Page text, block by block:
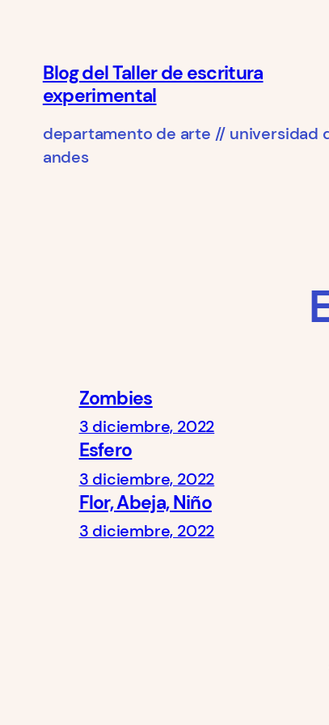
contenido
Blog del Taller de escritura
experimental
departamento de arte // universidad
andes
Zombies
3 diciembre, 2022
Esfero
3 diciembre, 2022
Flor, Abeja, Niño
3 diciembre, 2022